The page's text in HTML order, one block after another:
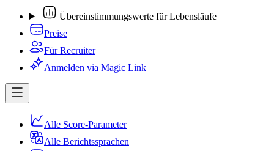
Übereinstimmungswerte für Lebensläufe
Preise
Für Recruiter
Anmelden via Magic Link
Alle Score-Parameter
Alle Berichtssprachen